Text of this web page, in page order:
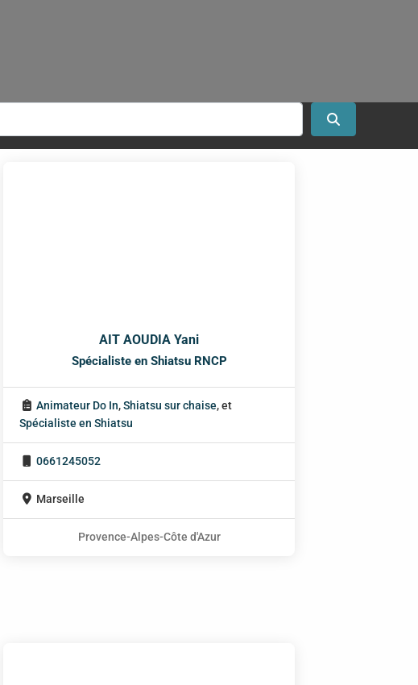
AIT AOUDIA Yani
Spécialiste en Shiatsu RNCP
Animateur Do In,Shiatsu sur chaise, et
Spécialiste en Shiatsu
0661245052
Marseille
Provence-Alpes-Côte d'Azur